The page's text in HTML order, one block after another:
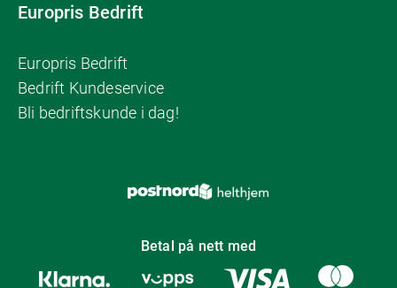
Europris Bedrift
Europris Bedrift
Bedrift Kundeservice
Bli bedriftskunde i dag!
Betal på nett med